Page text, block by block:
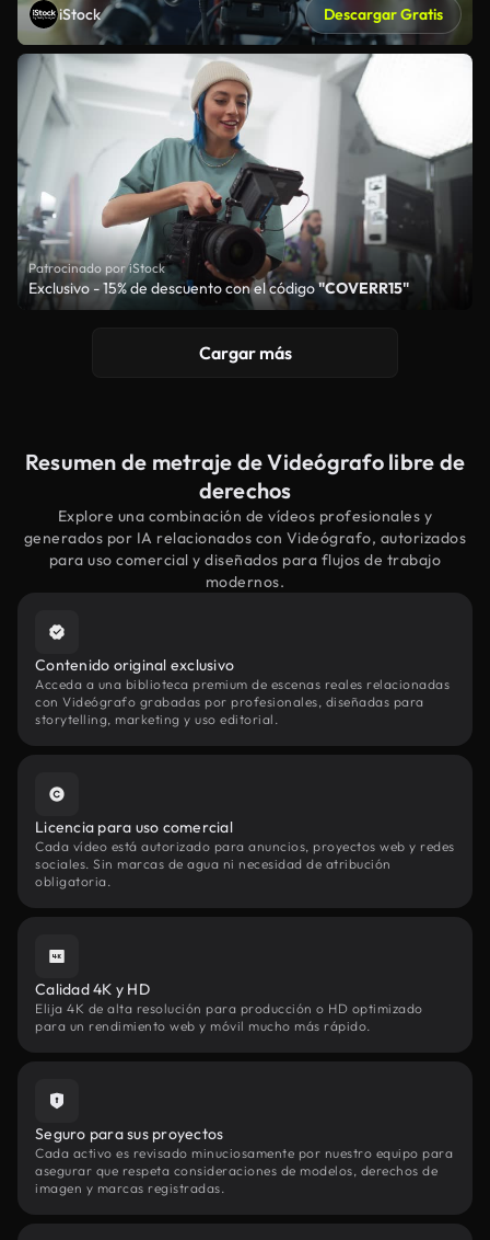
iStock Descargar Gratis
Patrocinado por iStock
Exclusivo - 15% de descuento con el código"COVERR15"
Cargar más
Resumen de metraje de Videógrafo libre de
derechos
Explore una combinación de vídeos profesionales y
generados por IA relacionados con Videógrafo, autorizados
para uso comercial y diseñados para flujos de trabajo
modernos.
Contenido original exclusivo
Acceda a una biblioteca premium de escenas reales relacionadas
con Videógrafo grabadas por profesionales, diseñadas para
storytelling, marketing y uso editorial.
Licencia para uso comercial
Cada vídeo está autorizado para anuncios, proyectos web y redes
sociales. Sin marcas de agua ni necesidad de atribución
obligatoria.
Calidad 4K y HD
Elija 4K de alta resolución para producción o HD optimizado
para un rendimiento web y móvil mucho más rápido.
Seguro para sus proyectos
Cada activo es revisado minuciosamente por nuestro equipo para
asegurar que respeta consideraciones de modelos, derechos de
imagen y marcas registradas.